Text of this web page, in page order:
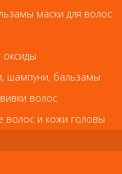
1982 RuNail CCFL+LEDЛампа 18 Вт
18 Вт
маски для волос
оксиды
шампуни, бальзамы
волос
волос и кожи головы